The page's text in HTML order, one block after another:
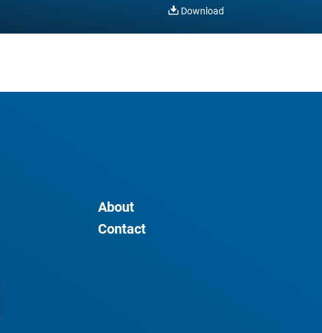
Download
About
Contact